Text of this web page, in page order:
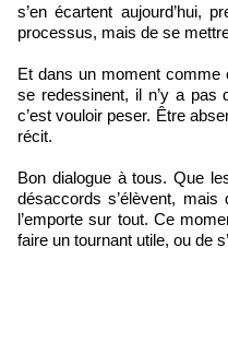
s’en écartent aujourd’hui,
processus, mais de se
Et dans un moment comme
se redessinent, il n’y a pas
c’est vouloir peser. Être
récit.
Bon dialogue à tous. Que
désaccords s’élèvent, mais
l’emporte sur tout. Ce
faire un tournant utile, ou de